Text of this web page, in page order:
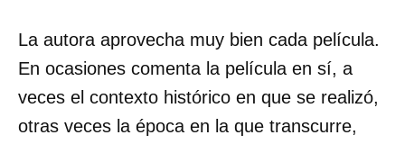
La autora aprovecha muy bien cada película.
En ocasiones comenta la película en sí, a
veces el contexto histórico en que se realizó,
otras veces la época en la que transcurre,